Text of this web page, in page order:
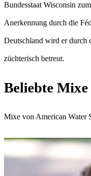
Bundesstaat Wisconsin
Anerkennung durch die
Deutschland wird er durch
züchterisch betreut.
Beliebte Mixe
Mixe von American Water